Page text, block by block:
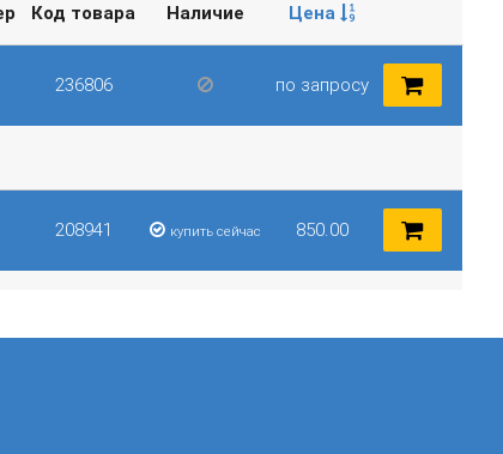
Код товара Наличие Цена
236806 по запросу
208941 купить сейчас 850.00